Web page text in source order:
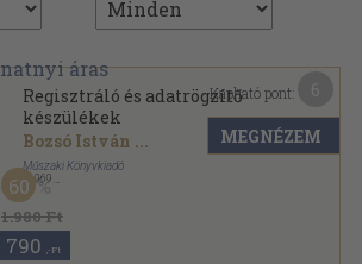
Regisztráló és adatrögzítő
készülékek
Bozsó István ...
Műszaki Könyvkiadó
, 1969
Fűzött keménykötés
1.980 Ft
60
790 ,-Ft
Kapható pont:
MEGNÉZEM